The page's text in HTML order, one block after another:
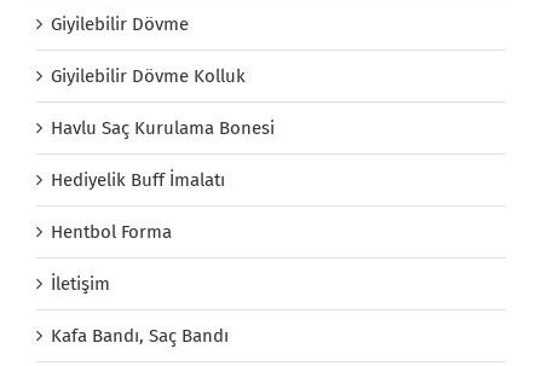
Giyilebilir Dövme
Giyilebilir Dövme Kolluk
Havlu Saç Kurulama Bonesi
Hediyelik Buff İmalatı
Hentbol Forma
İletişim
Kafa Bandı, Saç Bandı